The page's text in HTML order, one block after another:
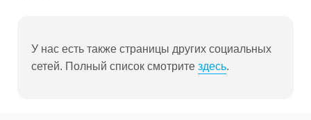
У нас есть также страницы других социальных
сетей. Полный список смотрите здесь.